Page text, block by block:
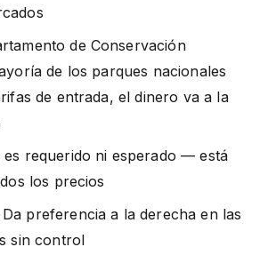
de Conservación
de los parques nacionales
de entrada, el dinero va a la
es requerido ni esperado — está
los precios
Da preferencia a la derecha en las
sin control